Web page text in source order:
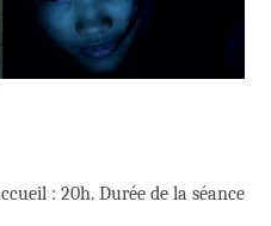
: 20h. Durée de la séance